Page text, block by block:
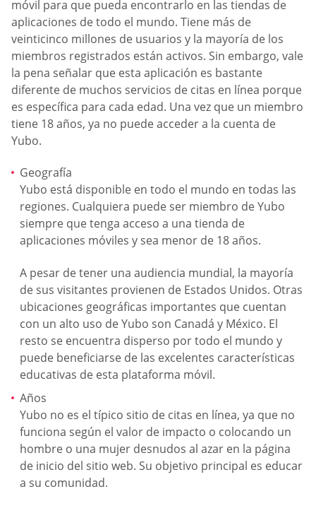
móvil para que pueda encontrarlo en las tiendas de
aplicaciones de todo el mundo. Tiene más de
veinticinco millones de usuarios y la mayoría de los
miembros registrados están activos. Sin embargo, vale
la pena señalar que esta aplicación es bastante
diferente de muchos servicios de citas en línea porque
es específica para cada edad. Una vez que un miembro
tiene 18 años, ya no puede acceder a la cuenta de
Yubo.
Geografía
Yubo está disponible en todo el mundo en todas las
regiones. Cualquiera puede ser miembro de Yubo
siempre que tenga acceso a una tienda de
aplicaciones móviles y sea menor de 18 años.
A pesar de tener una audiencia mundial, la mayoría
de sus visitantes provienen de Estados Unidos. Otras
ubicaciones geográficas importantes que cuentan
con un alto uso de Yubo son Canadá y México. El
resto se encuentra disperso por todo el mundo y
puede beneficiarse de las excelentes características
educativas de esta plataforma móvil.
Años
Yubo no es el típico sitio de citas en línea, ya que no
funciona según el valor de impacto o colocando un
hombre o una mujer desnudos al azar en la página
de inicio del sitio web. Su objetivo principal es educar
a su comunidad.